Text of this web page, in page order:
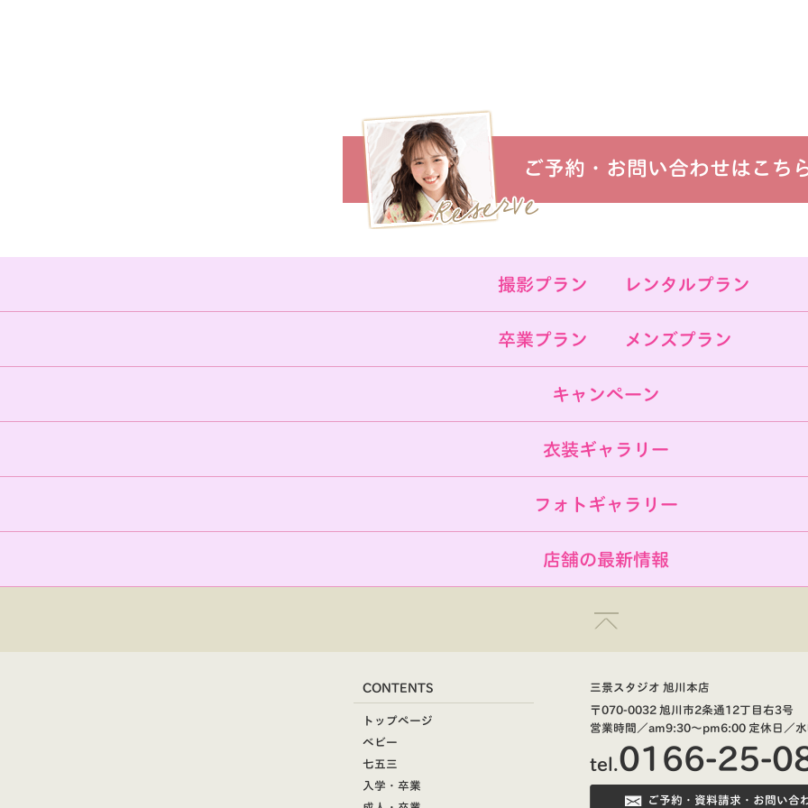
ご予約・お問い合わせはこち
撮影プラン レンタルプラン
卒業プラン メンズプラン
キャンペーン
衣装ギャラリー
フォトギャラリー
店舗の最新情報
CONTENTS
トップページ
ベビー
七五三
入学・卒業
三景スタジオ 旭川本店
〒070-0032 旭川市2条通12丁目右3号
営業時間／am9:30～pm6:00 定休日／
tel.0166-25-
ご予約・資料請求・お問い合